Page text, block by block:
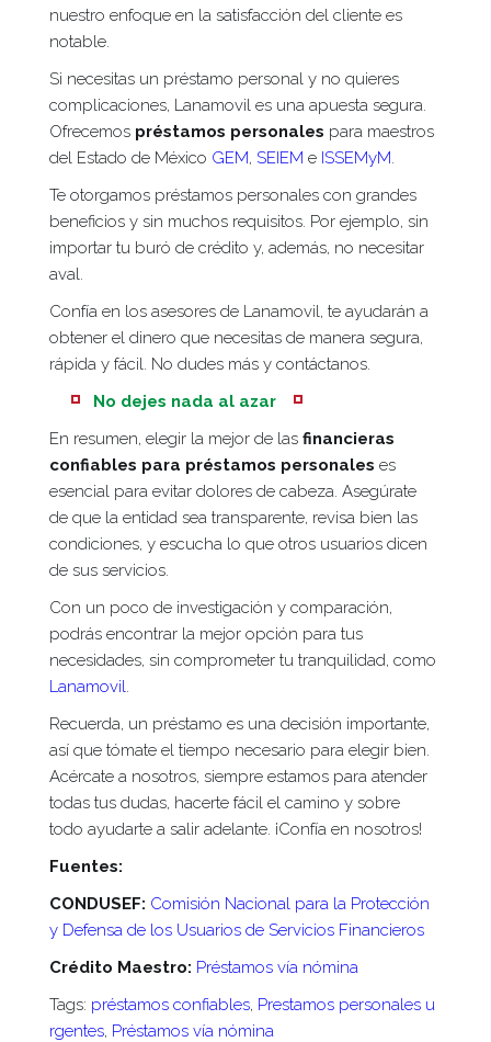
nuestro enfoque en la satisfacción del cliente es
notable.
Si necesitas un préstamo personal y no quieres
complicaciones, Lanamovil es una apuesta segura.
Ofrecemos préstamos personales para maestros
del Estado de México GEM, SEIEM e ISSEMyM.
Te otorgamos préstamos personales con grandes
beneficios y sin muchos requisitos. Por ejemplo, sin
importar tu buró de crédito y, además, no necesitar
aval.
Confía en los asesores de Lanamovil, te ayudarán a
obtener el dinero que necesitas de manera segura,
rápida y fácil. No dudes más y contáctanos.
No dejes nada al azar
En resumen, elegir la mejor de las financieras
confiables para préstamos personales es
esencial para evitar dolores de cabeza. Asegúrate
de que la entidad sea transparente, revisa bien las
condiciones, y escucha lo que otros usuarios dicen
de sus servicios.
Con un poco de investigación y comparación,
podrás encontrar la mejor opción para tus
necesidades, sin comprometer tu tranquilidad, como
Lanamovil.
Recuerda, un préstamo es una decisión importante,
así que tómate el tiempo necesario para elegir bien.
Acércate a nosotros, siempre estamos para atender
todas tus dudas, hacerte fácil el camino y sobre
todo ayudarte a salir adelante. ¡Confía en nosotros!
Fuentes:
CONDUSEF: Comisión Nacional para la Protección
y Defensa de los Usuarios de Servicios Financieros
Crédito Maestro: Préstamos vía nómina
Tags: préstamos confiables, Prestamos personales u
rgentes, Préstamos vía nómina